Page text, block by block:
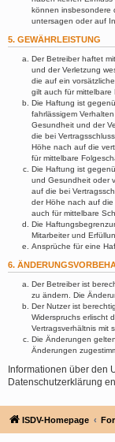
können insbesondere
untersagen oder auf
5. GEWÄHRLEISTUNG
Der Betreiber haftet
und der Verletzung
die auf ein
gilt auch für mittelbare
Die Haftung ist
fahrlässigem
Gesundheit und der
die bei
Höhe nach auf die
für mittelbare
Die Haftung ist
und Gesundheit oder
auf die bei
der Höhe nach auf
auch für mittelbare
Die
Mitarbeiter und
Ansprüche für eine
6.
Der Betreiber ist
zu ändern. Die
Der Nutzer ist
Widerspruchs erlischt
Vertragsverhältnis mit
Die Änderungen
Änderungen
Informationen über den
Datenschutzerklärung
ISDV-Homepage